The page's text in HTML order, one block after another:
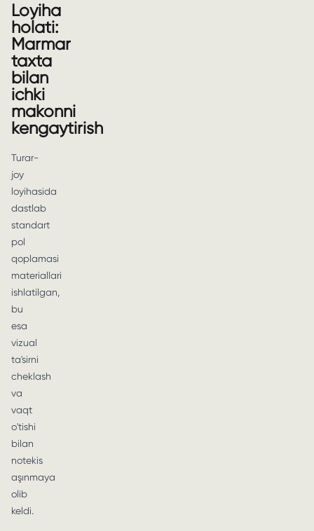
Loyiha
holati:
Marmar
taxta
bilan
ichki
makonni
kengaytirish
Turar-
joy
loyihasida
dastlab
standart
pol
qoplamasi
materiallari
ishlatilgan,
bu
esa
vizual
ta'sirni
cheklash
va
vaqt
o'tishi
bilan
notekis
aşınmaya
olib
keldi.